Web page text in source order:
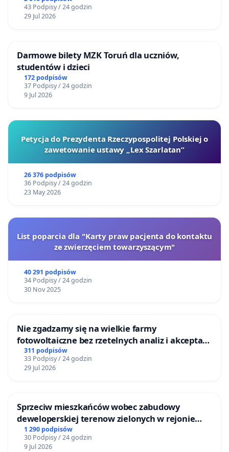
43 Podpisy / 24 godzin
29 Jul 2026
Darmowe bilety MZK Toruń dla uczniów,
studentów i dzieci
172 podpisów
37 Podpisy / 24 godzin
9 Jul 2026
Petycja do Prezydenta Rzeczypospolitej Polskiej o
zawetowanie ustawy „Lex Szarlatan”
26 376 podpisów
36 Podpisy / 24 godzin
23 May 2026
List poparcia dla "Karty praw pacjenta do kontaktu
ze zwierzęciem towarzyszącym"
40 291 podpisów
34 Podpisy / 24 godzin
30 Nov 2025
Nie zgadzamy się na wielkie farmy
fotowoltaiczne bez rzetelnych analiz i akceptacji
mieszkańców
311 podpisów
33 Podpisy / 24 godzin
29 Jul 2026
Sprzeciw mieszkańców wobec zabudowy
deweloperskiej terenow zielonych w rejonie
Bulwarów Straceńskich w Bielsku-Białej
1 290 podpisów
30 Podpisy / 24 godzin
9 Jul 2026